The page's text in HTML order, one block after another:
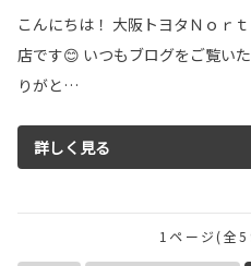
こんにちは！ 大阪トヨタＮｏｒ
店です😊 いつもブログをご覧い
りがと…
詳しく見る
1ページ(全